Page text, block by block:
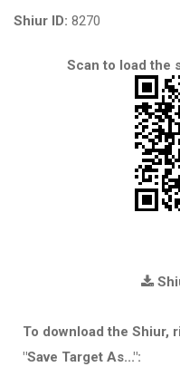
Shiur ID: 8270
Scan to load the
To download the Shiur,
"Save Target As...":